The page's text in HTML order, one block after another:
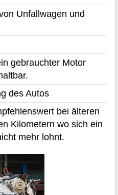
Unfallwagen und
gebrauchter Motor
des Autos
bei älteren
Kilometern wo sich ein
mehr lohnt.